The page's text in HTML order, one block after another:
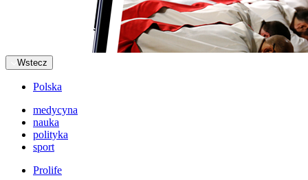
Wstecz
Polska
medycyna
nauka
polityka
sport
Prolife